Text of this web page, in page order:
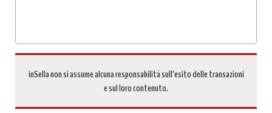
inSella non si assume alcuna responsabilità sull’esito delle transazioni
e sul loro contenuto.